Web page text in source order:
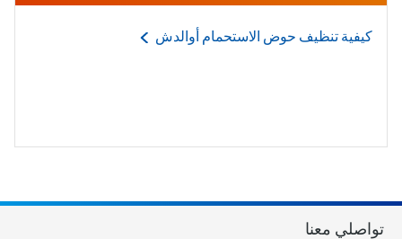
كيفية تنظيف حوض الاستحمام أوالدش
تواصلي معنا